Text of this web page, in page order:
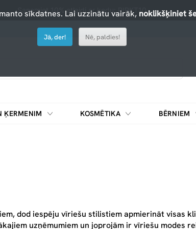
Saņemiet 10% atlaidi ar kodu: PIRKT10
ĶERMENIM KOSMĒTIKA BĒRNIEM
dod iespēju vīriešu stilistiem apmierināt visas
uzņēmumiem un joprojām ir vīriešu modes
sīkdatnes. Lai uzzinātu vairāk, noklikšķiniet
Jā, der! Nē, paldies!